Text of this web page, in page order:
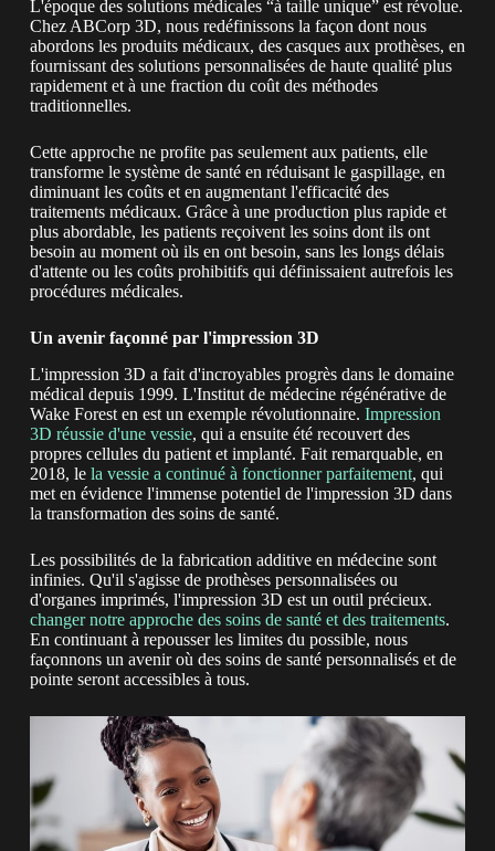
L'époque des solutions médicales “à taille unique” est révolue.
Chez ABCorp 3D, nous redéfinissons la façon dont nous
abordons les produits médicaux, des casques aux prothèses, en
fournissant des solutions personnalisées de haute qualité plus
rapidement et à une fraction du coût des méthodes
traditionnelles.
Cette approche ne profite pas seulement aux patients, elle
transforme le système de santé en réduisant le gaspillage, en
diminuant les coûts et en augmentant l'efficacité des
traitements médicaux. Grâce à une production plus rapide et
plus abordable, les patients reçoivent les soins dont ils ont
besoin au moment où ils en ont besoin, sans les longs délais
d'attente ou les coûts prohibitifs qui définissaient autrefois les
procédures médicales.
Un avenir façonné par l'impression 3D
L'impression 3D a fait d'incroyables progrès dans le domaine
médical depuis 1999. L'Institut de médecine régénérative de
Wake Forest en est un exemple révolutionnaire. Impression
3D réussie d'une vessie, qui a ensuite été recouvert des
propres cellules du patient et implanté. Fait remarquable, en
2018, le la vessie a continué à fonctionner parfaitement, qui
met en évidence l'immense potentiel de l'impression 3D dans
la transformation des soins de santé.
Les possibilités de la fabrication additive en médecine sont
infinies. Qu'il s'agisse de prothèses personnalisées ou
d'organes imprimés, l'impression 3D est un outil précieux.
changer notre approche des soins de santé et des traitements.
En continuant à repousser les limites du possible, nous
façonnons un avenir où des soins de santé personnalisés et de
pointe seront accessibles à tous.